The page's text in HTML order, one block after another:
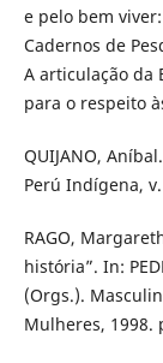
e pelo bem
Cadernos de
A articulação da
para o respeito
QUIJANO,
Perú Indígena,
RAGO,
história”. In:
(Orgs.).
Mulheres, 1998.